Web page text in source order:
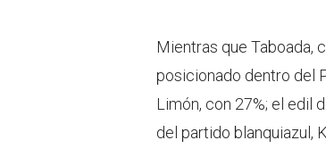
Mientras que Taboada,
posicionado dentro del
Limón, con 27%; el edil
del partido blanquiazul,